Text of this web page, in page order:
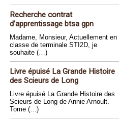
Recherche contrat
d’apprentissage btsa gpn
Madame, Monsieur, Actuellement en
classe de terminale STI2D, je
souhaite (…)
Livre épuisé La Grande Histoire
des Scieurs de Long
Livre épuisé La Grande Histoire des
Scieurs de Long de Annie Arnoult.
Tome (…)